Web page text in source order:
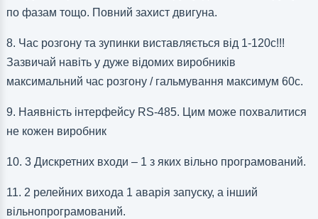
по фазам тощо. Повний захист двигуна.
8. Час розгону та зупинки виставляється від 1-120с!!!
Зазвичай навіть у дуже відомих виробників
максимальний час розгону / гальмування максимум 60с.
9. Наявність інтерфейсу RS-485. Цим може похвалитися
не кожен виробник
10. 3 Дискретних входи – 1 з яких вільно програмований.
11. 2 релейних вихода 1 аварія запуску, а інший
вільнопрограмований.